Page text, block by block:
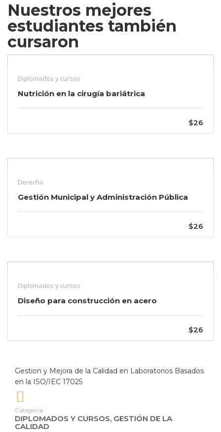
Nuestros mejores
estudiantes también
cursaron
Diplomados y cursos
Nutrición en la cirugía bariátrica
$26
Derecho
Gestión Municipal y Administración Pública
$26
Diplomados y cursos
Diseño para construcción en acero
$26
Gestion y Mejora de la Calidad en Laboratorios Basados
en la ISO/IEC 17025
Categoría:
DIPLOMADOS Y CURSOS, GESTIÓN DE LA
CALIDAD